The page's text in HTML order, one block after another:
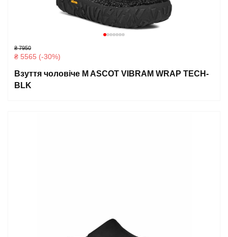
₴ 7950
₴ 5565 (-30%)
Взуття чоловіче M ASCOT VIBRAM WRAP TECH-
BLK